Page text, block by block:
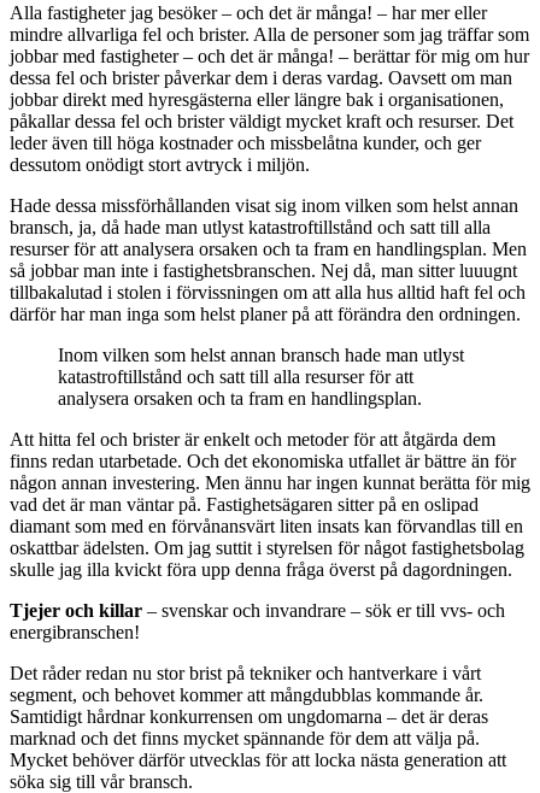
Alla fastigheter jag besöker – och det är många! – har mer eller
mindre allvarliga fel och brister. Alla de personer som jag träffar som
jobbar med fastigheter – och det är många! – berättar för mig om hur
dessa fel och brister påverkar dem i deras vardag. Oavsett om man
jobbar direkt med hyresgästerna eller längre bak i organisationen,
påkallar dessa fel och brister väldigt mycket kraft och resurser. Det
leder även till höga kostnader och missbelåtna kunder, och ger
dessutom onödigt stort avtryck i miljön.
Hade dessa missförhållanden visat sig inom vilken som helst annan
bransch, ja, då hade man utlyst katastroftillstånd och satt till alla
resurser för att analysera orsaken och ta fram en handlingsplan. Men
så jobbar man inte i fastighetsbranschen. Nej då, man sitter luuugnt
tillbakalutad i stolen i förvissningen om att alla hus alltid haft fel och
därför har man inga som helst planer på att förändra den ordningen.
Inom vilken som helst annan bransch hade man utlyst
katastroftillstånd och satt till alla resurser för att
analysera orsaken och ta fram en handlingsplan.
Att hitta fel och brister är enkelt och metoder för att åtgärda dem
finns redan utarbetade. Och det ekonomiska utfallet är bättre än för
någon annan investering. Men ännu har ingen kunnat berätta för mig
vad det är man väntar på. Fastighetsägaren sitter på en oslipad
diamant som med en förvånansvärt liten insats kan förvandlas till en
oskattbar ädelsten. Om jag suttit i styrelsen för något fastighetsbolag
skulle jag illa kvickt föra upp denna fråga överst på dagordningen.
Tjejer och killar – svenskar och invandrare – sök er till vvs- och
energibranschen!
Det råder redan nu stor brist på tekniker och hantverkare i vårt
segment, och behovet kommer att mångdubblas kommande år.
Samtidigt hårdnar konkurrensen om ungdomarna – det är deras
marknad och det finns mycket spännande för dem att välja på.
Mycket behöver därför utvecklas för att locka nästa generation att
söka sig till vår bransch.